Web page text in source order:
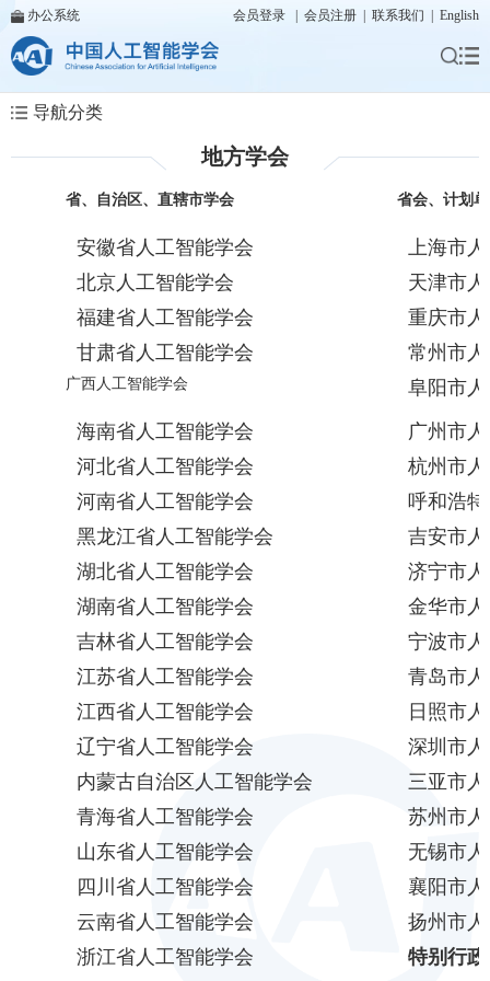
办公系统 会员登录 会员注册 联系我们 English
导航分类
地方学会
省、自治区、直辖市学会 省会、计划单
安徽省人工智能学会
上海市
北京人工智能学会
天津市
福建省人工智能学会
重庆市
甘肃省人工智能学会
常州市
广西人工智能学会
阜阳市
海南省人工智能学会
广州市
河北省人工智能学会
杭州市
河南省人工智能学会
呼和浩
黑龙江省人工智能学会
吉安市人
湖北省人工智能学会
济宁市人
湖南省人工智能学会
金华市人
吉林省人工智能学会
宁波市人
江苏省人工智能学会
青岛市人
江西省人工智能学会
日照市人
辽宁省人工智能学会
深圳市人
内蒙古自治区人工智能学会
三亚市人
青海省人工智能学会
苏州市人
山东省人工智能学会
无锡市人
四川省人工智能学会
襄阳市人
云南省人工智能学会
扬州市人
浙江省人工智能学会
特别行